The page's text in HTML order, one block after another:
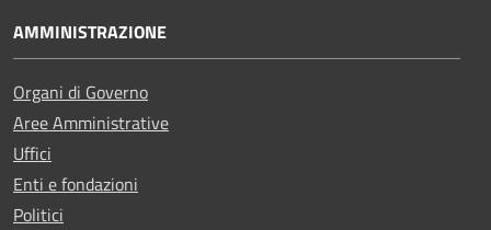
AMMINISTRAZIONE
Organi di Governo
Aree Amministrative
Uffici
Enti e fondazioni
Politici